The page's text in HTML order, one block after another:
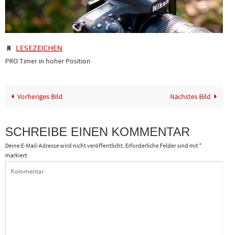
LESEZEICHEN.
PRO Timer in hoher Position
Vorheriges Bild Nächstes Bild
SCHREIBE EINEN KOMMENTAR
Deine E-Mail-Adresse wird nicht veröffentlicht. Erforderliche Felder sind mit*
markiert